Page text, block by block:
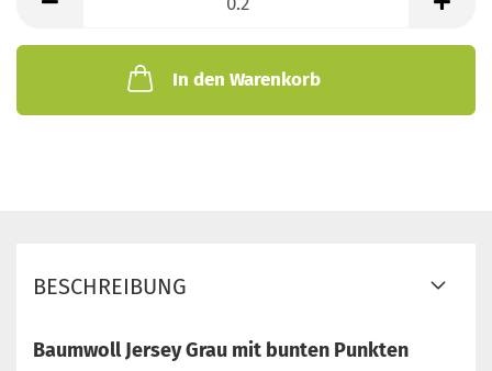
Meter
In den Warenkorb
BESCHREIBUNG
Baumwoll Jersey Grau mit bunten Punkten